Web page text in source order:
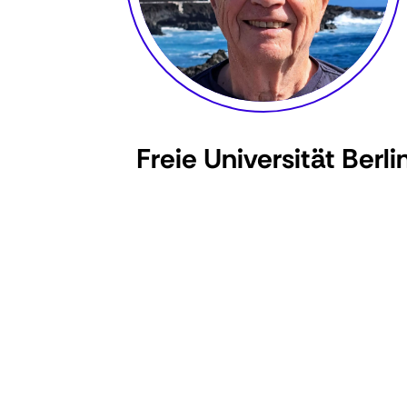
Freie Universität